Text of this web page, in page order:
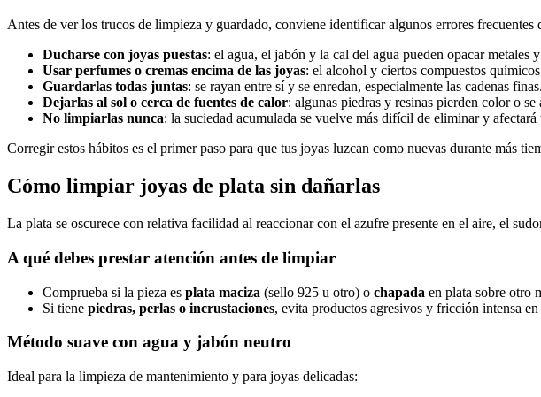
Antes de ver los trucos de limpieza y guardado, conviene identificar algunos errores frecuentes
Ducharse con joyas puestas: el agua, el jabón y la cal del agua pueden opacar metales
Usar perfumes o cremas encima de las joyas: el alcohol y ciertos compuestos
Guardarlas todas juntas: se rayan entre sí y se enredan, especialmente las cadenas finas.
Dejarlas al sol o cerca de fuentes de calor: algunas piedras y resinas pierden color o se
No limpiarlas nunca: la suciedad acumulada se vuelve más difícil de eliminar y
Corregir estos hábitos es el primer paso para que tus joyas luzcan como nuevas durante más
Cómo limpiar joyas de plata sin dañarlas
La plata se oscurece con relativa facilidad al reaccionar con el azufre presente en el aire, el
A qué debes prestar atención antes de limpiar
Comprueba si la pieza es plata maciza (sello 925 u otro) o chapada en plata sobre otro
Si tiene piedras, perlas o incrustaciones, evita productos agresivos y fricción intensa en
Método suave con agua y jabón neutro
Ideal para la limpieza de mantenimiento y para joyas delicadas: